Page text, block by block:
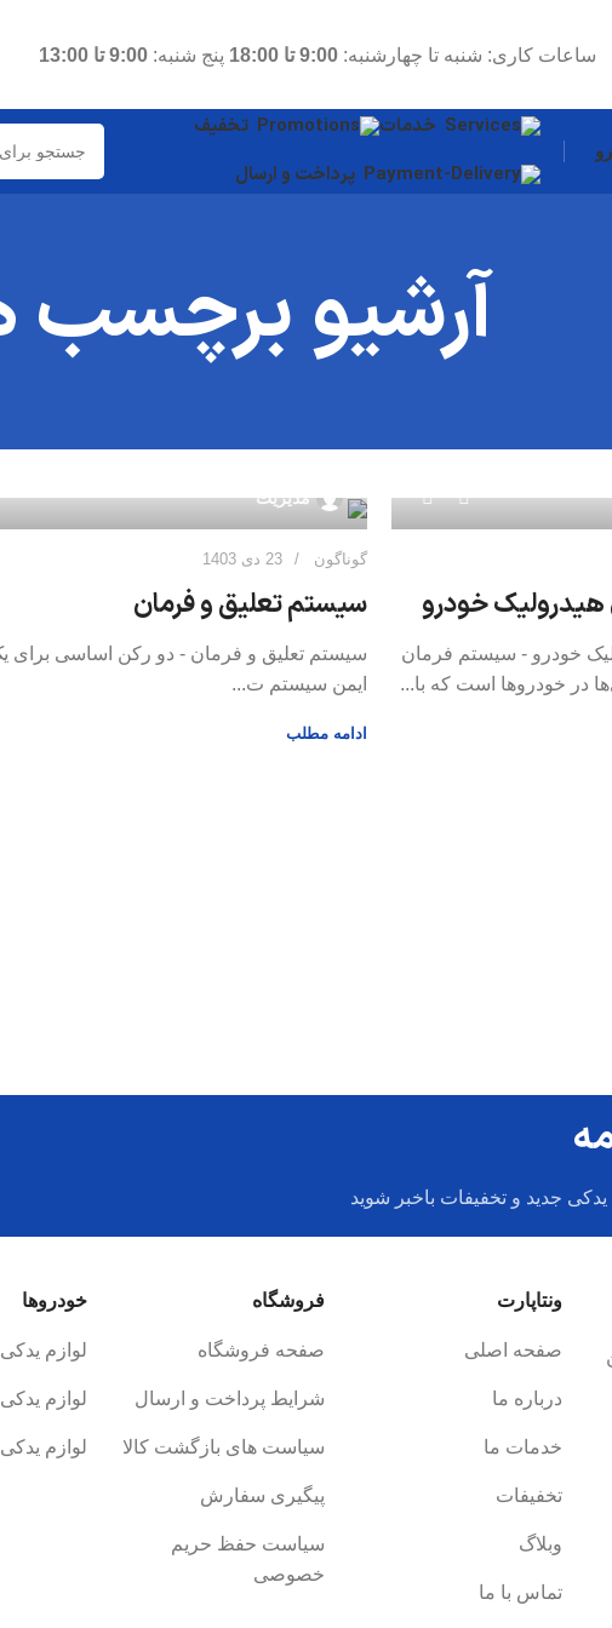
ساعات کاری: شنبه تا چهارشنبه: 9:00 تا 18:00 پنج شنبه: 9:00 تا 13:00
خدمات
تخفیف
پرداخت و ارسال
آرشیو برچسب
خودرو
خودرو - سیستم فرمان
در خودروها است که با...
مدیریت
گوناگون 23 دی 1403
سیستم تعلیق و فرمان
سیستم تعلیق و فرمان - دو رکن اساسی برای
ایمن سیستم ت...
ادامه مطلب
جدید و تخفیفات باخبر شوید
ونتاپارت
صفحه اصلی
درباره ما
خدمات ما
تخفیفات
وبلاگ
تماس با ما
فروشگاه
صفحه فروشگاه
شرایط پرداخت و ارسال
سیاست های بازگشت کالا
پیگیری سفارش
سیاست حفظ حریم
خصوصی
خودروها
لوازم
لوازم
لوازم